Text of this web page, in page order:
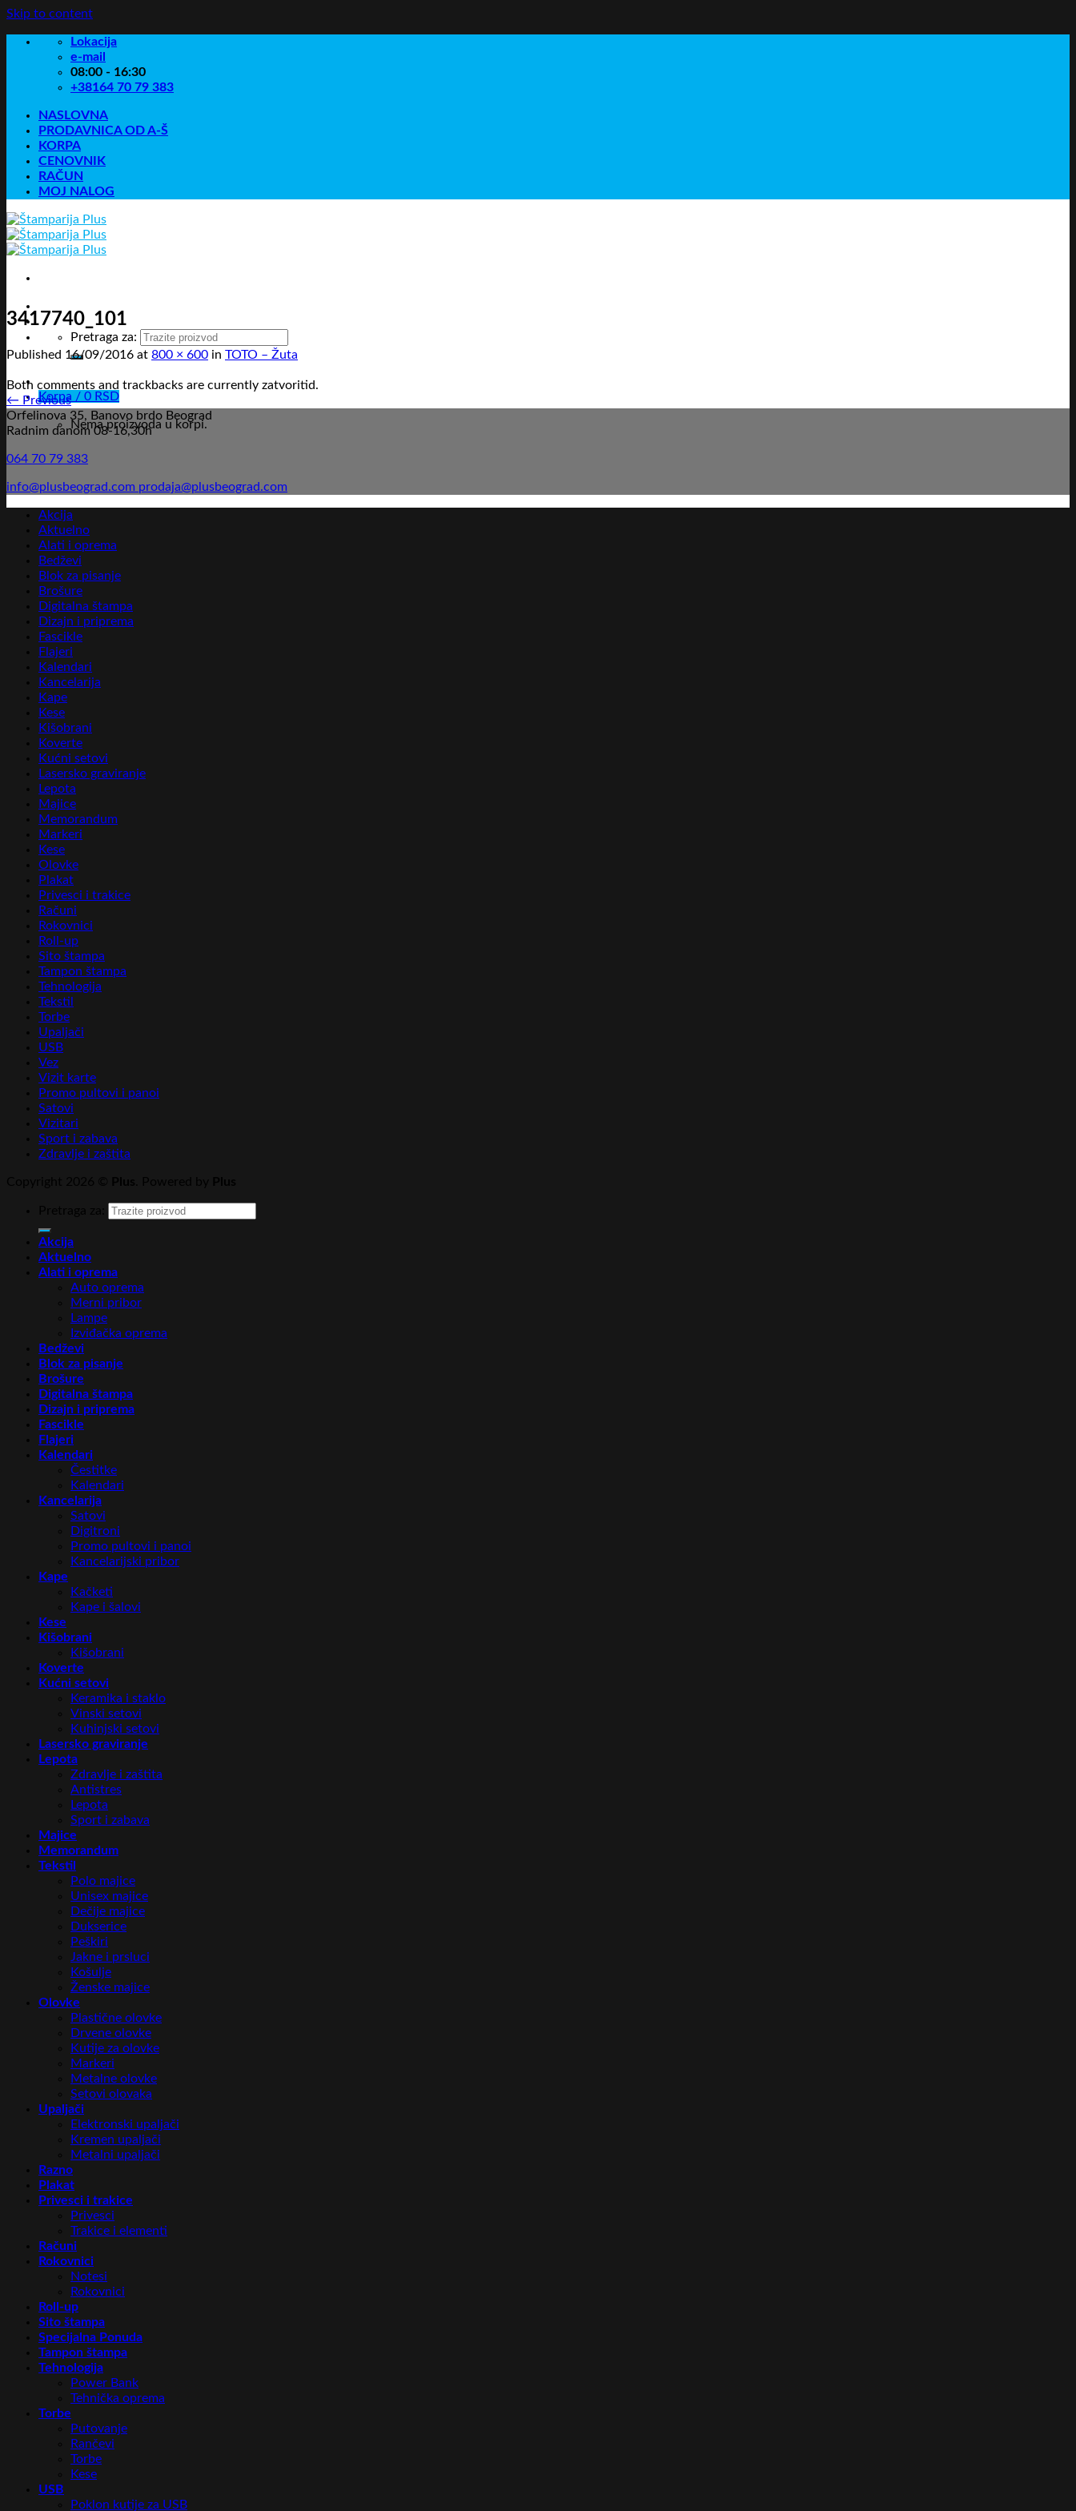
Skip to content
Lokacija
e-mail
08:00 - 16:30
+38164 70 79 383
NASLOVNA
PRODAVNICA OD A-Š
KORPA
CENOVNIK
RAČUN
MOJ NALOG
Pretraga za:
Korpa / 0 RSD
Nema proizvoda u korpi.
3417740_101
Published 16/09/2016 at 800 × 600 in TOTO – Žuta
Both comments and trackbacks are currently zatvoritid.
← Previous
Orfelinova 35, Banovo brdo Beograd
Radnim danom 08-16,30h
064 70 79 383
info@plusbeograd.com prodaja@plusbeograd.com
Akcija
Aktuelno
Alati i oprema
Bedževi
Blok za pisanje
Brošure
Digitalna štampa
Dizajn i priprema
Fascikle
Flajeri
Kalendari
Kancelarija
Kape
Kese
Kišobrani
Koverte
Kućni setovi
Lasersko graviranje
Lepota
Majice
Memorandum
Markeri
Kese
Olovke
Plakat
Privesci i trakice
Računi
Rokovnici
Roll-up
Sito štampa
Tampon štampa
Tehnologija
Tekstil
Torbe
Upaljači
USB
Vez
Vizit karte
Promo pultovi i panoi
Satovi
Vizitari
Sport i zabava
Zdravlje i zaštita
Akcija
Aktuelno
Alati i oprema
Auto oprema
Merni pribor
Lampe
Izviđačka oprema
Bedževi
Blok za pisanje
Brošure
Digitalna štampa
Dizajn i priprema
Fascikle
Flajeri
Kalendari
Čestitke
Kalendari
Kancelarija
Satovi
Digitroni
Promo pultovi i panoi
Kancelarijski pribor
Kape
Kačketi
Kape i šalovi
Kese
Kišobrani
Kišobrani
Koverte
Kućni setovi
Keramika i staklo
Vinski setovi
Kuhinjski setovi
Lasersko graviranje
Lepota
Zdravlje i zaštita
Antistres
Lepota
Sport i zabava
Majice
Memorandum
Tekstil
Polo majice
Unisex majice
Dečije majice
Dukserice
Peškiri
Jakne i prsluci
Košulje
Ženske majice
Olovke
Plastične olovke
Drvene olovke
Kutije za olovke
Markeri
Metalne olovke
Setovi olovaka
Upaljači
Elektronski upaljači
Kremen upaljači
Metalni upaljači
Razno
Plakat
Privesci i trakice
Privesci
Trakice i elementi
Računi
Rokovnici
Notesi
Rokovnici
Roll-up
Sito štampa
Specijalna Ponuda
Tampon štampa
Tehnologija
Power Bank
Tehnička oprema
Torbe
Putovanje
Rančevi
Torbe
Kese
USB
Poklon kutije za USB